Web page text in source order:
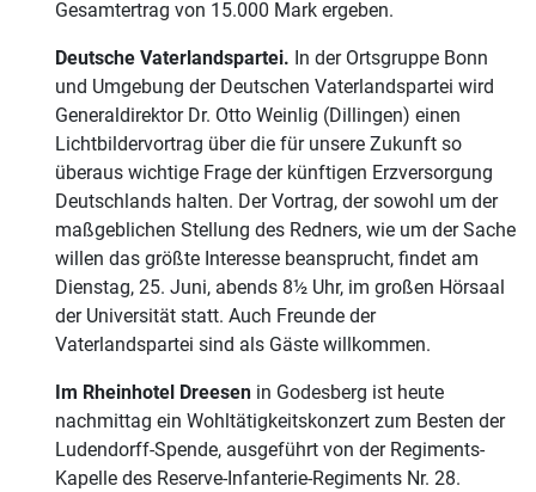
Gesamtertrag von 15.000 Mark ergeben.
Deutsche Vaterlandspartei. In der Ortsgruppe Bonn
und Umgebung der Deutschen Vaterlandspartei wird
Generaldirektor Dr. Otto Weinlig (Dillingen) einen
Lichtbildervortrag über die für unsere Zukunft so
überaus wichtige Frage der künftigen Erzversorgung
Deutschlands halten. Der Vortrag, der sowohl um der
maßgeblichen Stellung des Redners, wie um der Sache
willen das größte Interesse beansprucht, findet am
Dienstag, 25. Juni, abends 8½ Uhr, im großen Hörsaal
der Universität statt. Auch Freunde der
Vaterlandspartei sind als Gäste willkommen.
Im Rheinhotel Dreesen in Godesberg ist heute
nachmittag ein Wohltätigkeitskonzert zum Besten der
Ludendorff-Spende, ausgeführt von der Regiments-
Kapelle des Reserve-Infanterie-Regiments Nr. 28.